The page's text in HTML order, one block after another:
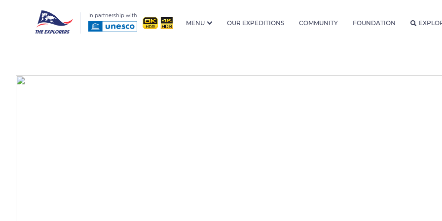
In partnership with
MENU OUR EXPEDITIONS COMMUNITY FOUNDATION